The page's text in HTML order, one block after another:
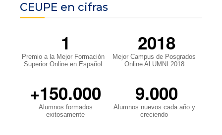
CEUPE en cifras
1
Premio a la Mejor Formación
Superior Online en Español
2018
Mejor Campus de Posgrados
Online ALUMNI 2018
+150.000
Alumnos formados
exitosamente
9.000
Alumnos nuevos cada año y
creciendo